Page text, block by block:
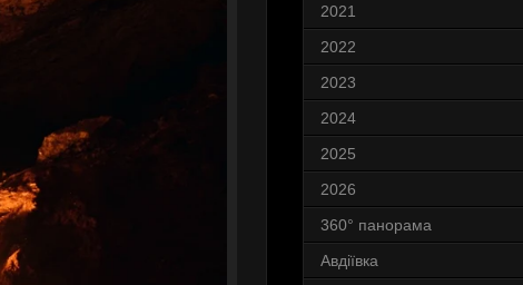
2021
2022
2023
2024
2025
2026
360° панорама
Авдіївка